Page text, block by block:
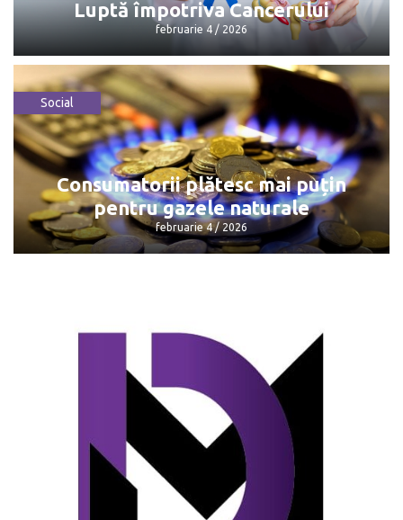
Luptă împotriva Cancerului
februarie 4 / 2026
4 februarie – Ziua Mondială de Luptă
împotriva Cancerului
februarie 4 / 2026
Social
Consumatorii plătesc mai puțin
pentru gazele naturale
februarie 4 / 2026
Consumatorii plătesc mai puțin pentru
gazele naturale